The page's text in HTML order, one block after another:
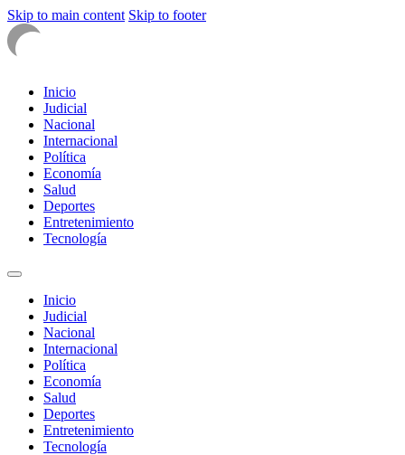
Skip to main content Skip to footer
Inicio
Judicial
Nacional
Internacional
Política
Economía
Salud
Deportes
Entretenimiento
Tecnología
Inicio
Judicial
Nacional
Internacional
Política
Economía
Salud
Deportes
Entretenimiento
Tecnología